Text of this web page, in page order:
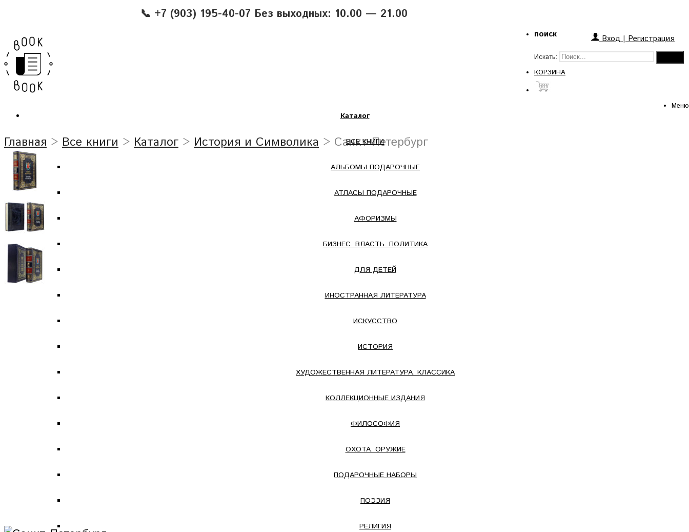
📞 +7 (903) 195-40-07 Без выходных: 10.00 — 21.00
Вход | Регистрация
Каталог
ВСЕ КНИГИ
АЛЬБОМЫ ПОДАРОЧНЫЕ
АТЛАСЫ ПОДАРОЧНЫЕ
АФОРИЗМЫ
БИЗНЕС. ВЛАСТЬ. ПОЛИТИКА
ДЛЯ ДЕТЕЙ
ИНОСТРАННАЯ ЛИТЕРАТУРА
ИСКУССТВО
ИСТОРИЯ
ХУДОЖЕСТВЕННАЯ ЛИТЕРАТУРА. КЛАССИКА
КОЛЛЕКЦИОННЫЕ ИЗДАНИЯ
ФИЛОСОФИЯ
ОХОТА. ОРУЖИЕ
ПОДАРОЧНЫЕ НАБОРЫ
ПОЭЗИЯ
РЕЛИГИЯ
поиск
Искать:
КОРЗИНА
Меню
Главная > Все книги > Каталог > История и Символика > Санкт-Петербург